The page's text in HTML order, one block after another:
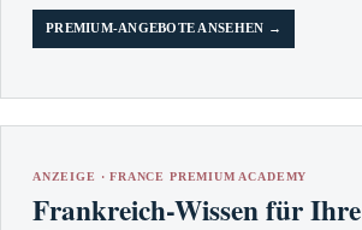
PREMIUM-ANGEBOTE ANSEHEN →
ANZEIGE · FRANCE PREMIUM ACADEMY
Frankreich-Wissen für Ihre